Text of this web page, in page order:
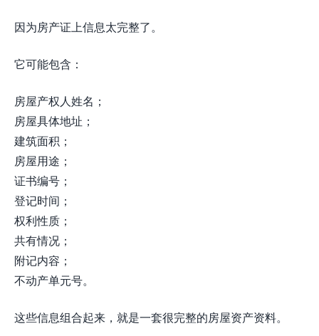
因为房产证上信息太完整了。
它可能包含：
房屋产权人姓名；
房屋具体地址；
建筑面积；
房屋用途；
证书编号；
登记时间；
权利性质；
共有情况；
附记内容；
不动产单元号。
这些信息组合起来，就是一套很完整的房屋资产资料。